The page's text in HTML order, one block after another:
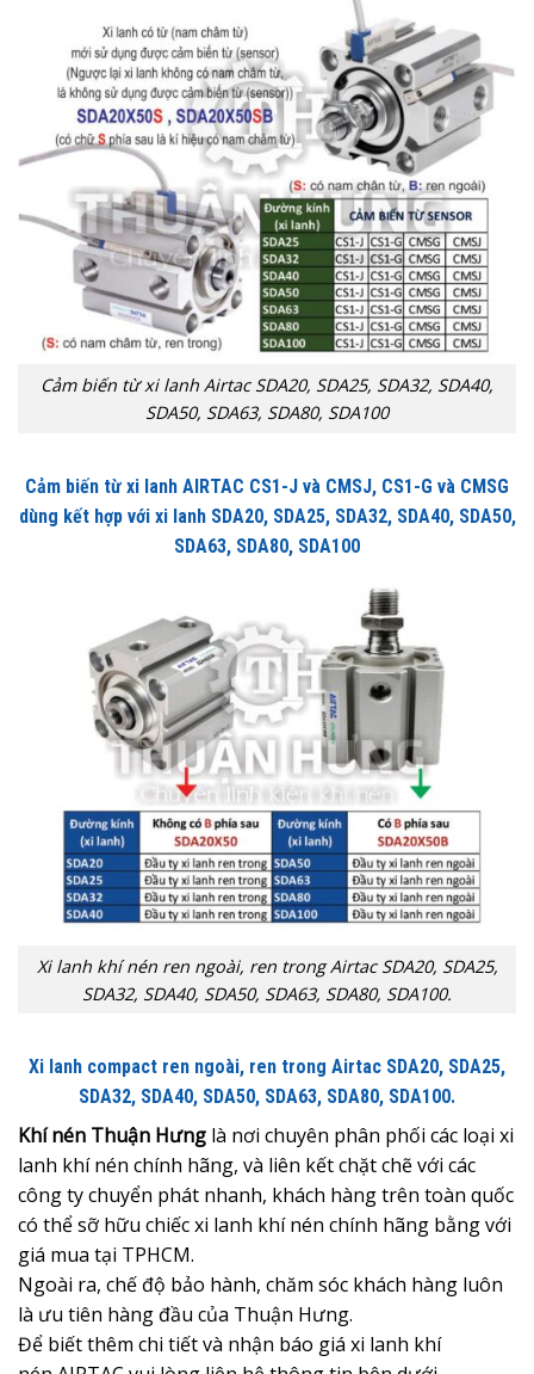
Cảm biến từ xi lanh Airtac SDA20, SDA25, SDA32, SDA40,
SDA50, SDA63, SDA80, SDA100
Cảm biến từ xi lanh AIRTAC CS1-J và CMSJ, CS1-G và CMSG
dùng kết hợp với xi lanh SDA20, SDA25, SDA32, SDA40, SDA50,
SDA63, SDA80, SDA100
Xi lanh khí nén ren ngoài, ren trong Airtac SDA20, SDA25,
SDA32, SDA40, SDA50, SDA63, SDA80, SDA100.
Xi lanh compact ren ngoài, ren trong Airtac SDA20, SDA25,
SDA32, SDA40, SDA50, SDA63, SDA80, SDA100.
Khí nén Thuận Hưng là nơi chuyên phân phối các loại xi
lanh khí nén chính hãng, và liên kết chặt chẽ với các
công ty chuyển phát nhanh, khách hàng trên toàn quốc
có thể sỡ hữu chiếc xi lanh khí nén chính hãng bằng với
giá mua tại TPHCM.
Ngoài ra, chế độ bảo hành, chăm sóc khách hàng luôn
là ưu tiên hàng đầu của Thuận Hưng.
Để biết thêm chi tiết và nhận báo giá xi lanh khí